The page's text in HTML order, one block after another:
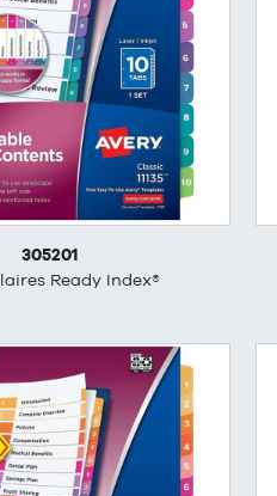
305201
Ready Index®